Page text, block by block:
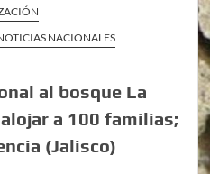
NACIONALES
al bosque La
a 100 familias;
(Jalisco)